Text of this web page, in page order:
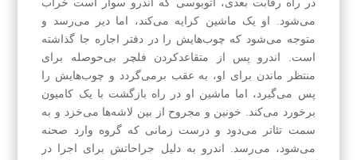
در راه رقابت بعدی، اتوبوسی که اندرو سوار است خراب
می‌شود. او یک ماشین کرایه می‌کند، اما دیر می‌رسد و
متوجه می‌شود که چوب‌هایش را در دفتر اجاره جا گذاشته
است. اندرو پس از متقاعدکردن فلچر بی‌حوصله برای
منتظر ماندن برای او، به عقب برمی‌گردد و چوب‌هایش را
پس می‌گیرد، اما ماشین او در راه بازگشت با یک کامیون
برخورد می‌کند. خونین و مجروح از بین لاشه‌ها می‌خزد و به
سمت تئاتر می‌دود و درست زمانی که گروه وارد صحنه
می‌شود، می‌رسد. اندرو به دلیل جراحاتش برای اجرا در